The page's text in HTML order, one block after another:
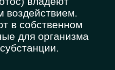
воздействием.
в собственном
для организма